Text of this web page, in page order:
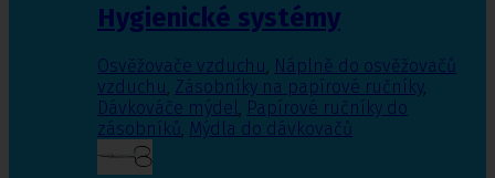
Hygienické systémy
Osvěžovače vzduchu, Náplně do osvěžovačů
vzduchu, Zásobníky na papírové ručníky,
Dávkováče mýdel, Papírové ručníky do
zásobníků, Mýdla do dávkovačů